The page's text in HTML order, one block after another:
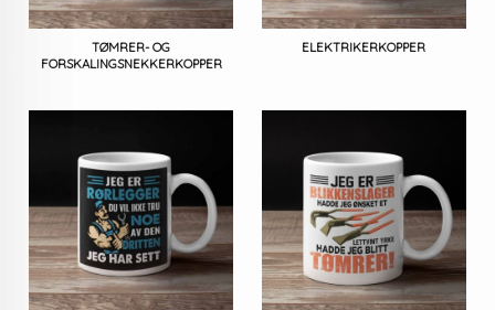
TØMRER- OG
FORSKALINGSNEKKERKOPPER
ELEKTRIKERKOPPER